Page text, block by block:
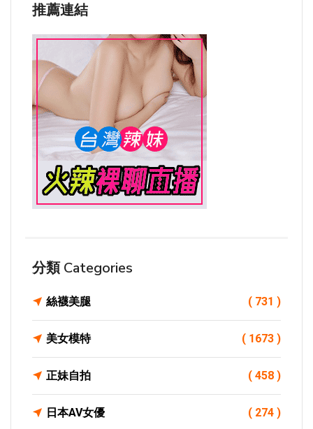
推薦連結
分類 Categories
絲襪美腿 ( 731 )
美女模特 ( 1673 )
正妹自拍 ( 458 )
日本AV女優 ( 274 )